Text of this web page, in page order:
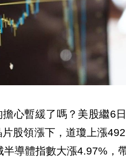
心暫緩了嗎？美股繼6
股領漲下，道瓊上漲
導體指數大漲4.97%，